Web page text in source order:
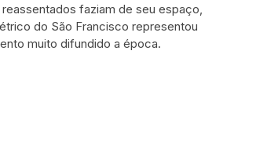
faziam de seu espaço,
do São Francisco representou
muito difundido a época.